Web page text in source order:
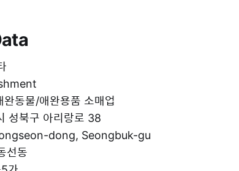
동물/애완용품 소매업
성북구 아리랑로 38
dong, Seongbuk-gu
선동